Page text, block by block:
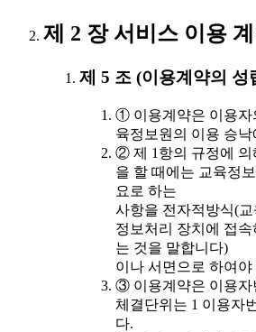
제 2 장 서비스 이용
제 5 조 (이용계약의 성
① 이용계약은 이용자
육정보원의 이용 승
② 제 1항의 규정에 의
을 할 때에는 교육정
요로 하는
사항을 전자적방식(
정보처리 장치에 접
는 것을 말합니다)
이나 서면으로 하여야
③ 이용계약은 이용자
체결단위는 1 이용자
다.